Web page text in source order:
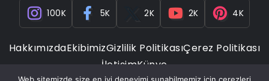
100K 5K 2K 2K 4K
HakkımızdaEkibimizGizlilik PolitikasıÇerez Politikası
İletişimKünye